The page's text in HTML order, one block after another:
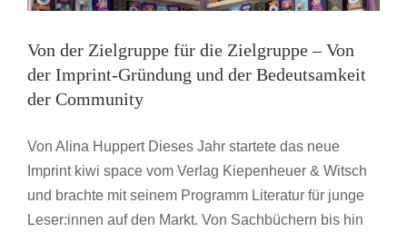
macht
Von der Zielgruppe für die Zielgruppe – Von
der Imprint-Gründung und der Bedeutsamkeit
der Community
Von Alina Huppert Dieses Jahr startete das neue
Imprint kiwi space vom Verlag Kiepenheuer & Witsch
und brachte mit seinem Programm Literatur für junge
Leser:innen auf den Markt. Von Sachbüchern bis hin